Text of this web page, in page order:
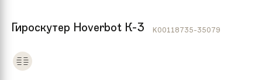
Гироскутер Hoverbot К-3 K00118735-35079